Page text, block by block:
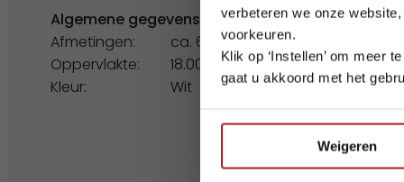
verbeteren we onze
voorkeuren.
Klik op ‘Instellen’ om meer
gaat u akkoord met het
Weigeren
Algemene gegevens
Afmetingen:
ca. 6.00 x 3.00
Oppervlakte:
18.00 m2
Kleur:
Wit
Wij